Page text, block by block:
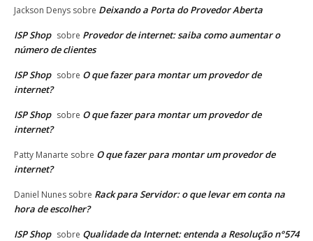
Jackson Denys sobre Deixando a Porta do Provedor Aberta
ISP Shop sobre Provedor de internet: saiba como aumentar o
número de clientes
ISP Shop sobre O que fazer para montar um provedor de
internet?
ISP Shop sobre O que fazer para montar um provedor de
internet?
Patty Manarte sobre O que fazer para montar um provedor de
internet?
Daniel Nunes sobre Rack para Servidor: o que levar em conta na
hora de escolher?
ISP Shop sobre Qualidade da Internet: entenda a Resolução n°574